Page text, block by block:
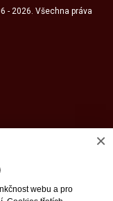
- 2026. Všechna práva
×
webu a pro